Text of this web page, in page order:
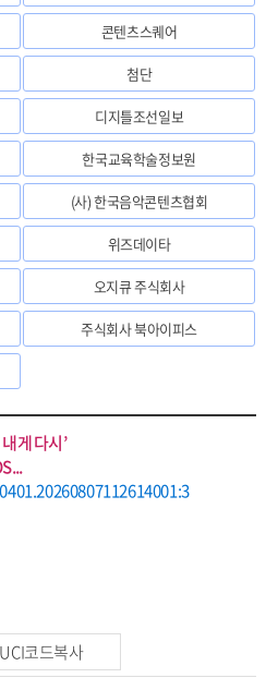
콘텐츠스퀘어
첨단
디지틀조선일보
한국교육학술정보원
(사) 한국음악콘텐츠협회
위즈데이타
오지큐 주식회사
주식회사 북아이피스
게 다시’
UCI코드복사